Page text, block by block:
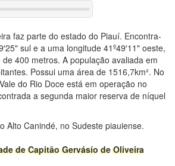
faz parte do estado do Piauí. Encontra-
sul e a uma longitude 41º49′11" oeste,
400 metros. A população avaliada em
Possui uma área de 1516,7km². No
do Rio Doce está em operação no
a segunda maior reserva de níquel
Alto Canindé, no Sudeste piauiense.
de Capitão Gervásío de Oliveira